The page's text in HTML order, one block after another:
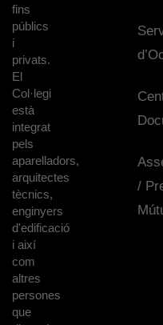
fins
públics
i
privats.
El
Col·legi
està
integrat
pels
aparelladors,
arquitectes
tècnics,
enginyers
d'edificació
i així
com
altres
persones
que
/